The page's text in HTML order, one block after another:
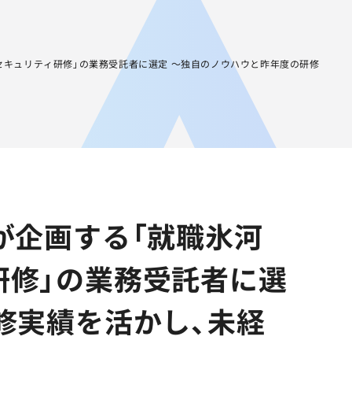
ュリティ研修」の業務受託者に選定 ～独自のノウハウと昨年度の研修
画する「就職氷河
」の業務受託者に選
績を活かし、未経